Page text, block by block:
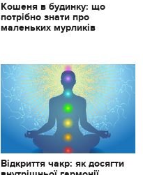
Кошеня в будинку: що
потрібно знати про
маленьких мурликів
Відкриття чакр: як досягти